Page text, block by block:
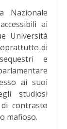
Nazionale
ai
Università
di
e
ai suoi
studiosi
contrasto
mafioso.